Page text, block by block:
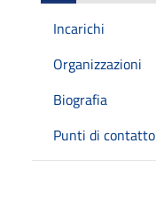
Incarichi
Organizzazioni
Biografia
Punti di contatto